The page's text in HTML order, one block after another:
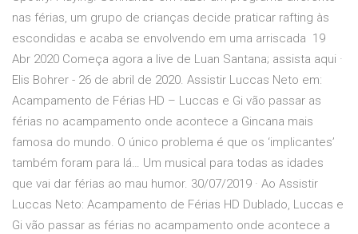
nas férias, um grupo de crianças decide praticar rafting às
escondidas e acaba se envolvendo em uma arriscada 19
Abr 2020 Começa agora a live de Luan Santana; assista aqui ·
Elis Bohrer - 26 de abril de 2020. Assistir Luccas Neto em:
Acampamento de Férias HD – Luccas e Gi vão passar as
férias no acampamento onde acontece a Gincana mais
famosa do mundo. O único problema é que os ‘implicantes’
também foram para lá… Um musical para todas as idades
que vai dar férias ao mau humor. 30/07/2019 · Ao Assistir
Luccas Neto: Acampamento de Férias HD Dublado, Luccas e
Gi vão passar as férias no acampamento onde acontece a